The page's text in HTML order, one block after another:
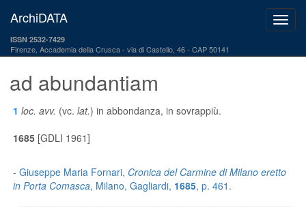
ArchiDATA
ISSN 2532-7429
Firenze, Accademia della Crusca via di Castello, 46 - CAP 50141
ad abundantiam
1 loc. avv. (vc. lat.) in abbondanza, in sovrappiù.
1685[GDLI 1961]
- Giuseppe Maria Fornari, Cronica del Carmine di Milano eretto
in Porta Comasca, Milano, Gagliardi, 1685, p. 461.